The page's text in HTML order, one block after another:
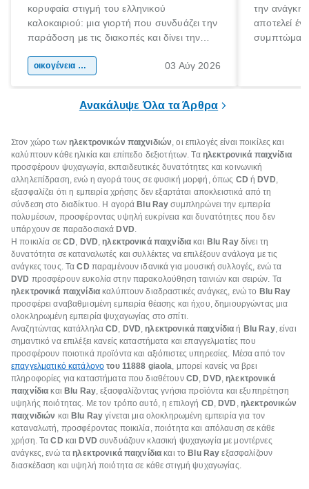
κορυφαία στιγμή του ελληνικού
καλοκαιριού: μια γιορτή που συνδυάζει την
παράδοση με τις διακοπές και δίνει την
χώρας. Είτε πρόκειται για λίγες μέρες
οικογένεια & παιδί 03 Αύγ 2026
την ανάγκη
αποτελεί
Ανακάλυψε Όλα τα Άρθρα
Στον χώρο των ηλεκτρονικών παιχνιδιών, οι επιλογές είναι ποικίλες και
καλύπτουν κάθε ηλικία και επίπεδο δεξιοτήτων. Τα ηλεκτρονικά παιχνίδια
προσφέρουν ψυχαγωγία, εκπαιδευτικές δυνατότητες και κοινωνική
αλληλεπίδραση, ενώ η αγορά τους σε φυσική μορφή, όπως CD ή DVD,
εξασφαλίζει ότι η εμπειρία χρήσης δεν εξαρτάται αποκλειστικά από τη
σύνδεση στο διαδίκτυο. Η αγορά Blu Ray συμπληρώνει την εμπειρία
πολυμέσων, προσφέροντας υψηλή ευκρίνεια και δυνατότητες που δεν
υπάρχουν σε παραδοσιακά DVD.
Η ποικιλία σε CD, DVD,ηλεκτρονικά παιχνίδια και Blu Rayδίνει τη
δυνατότητα σε καταναλωτές και συλλέκτες να επιλέξουν ανάλογα με τις
ανάγκες τους. ΤαCD παραμένουν ιδανικά για μουσική συλλογές, ενώ τα
DVD προσφέρουν ευκολία στην παρακολούθηση ταινιών και σειρών. Τα
ηλεκτρονικά παιχνίδιακαλύπτουν διαδραστικές ανάγκες, ενώ το Blu Ray
προσφέρει αναβαθμισμένη εμπειρία θέασης και ήχου, δημιουργώντας μια
ολοκληρωμένη εμπειρία ψυχαγωγίας στο σπίτι.
Αναζητώντας κατάλληλαCD, DVD,ηλεκτρονικά παιχνίδια ή Blu Ray, είναι
σημαντικό να επιλέξει κανείς καταστήματα και επαγγελματίες που
προσφέρουν ποιοτικά προϊόντα και αξιόπιστες υπηρεσίες. Μέσα από τον
επαγγελματικό κατάλογο του 11888 giaola, μπορεί κανείς να βρει
πληροφορίες για καταστήματα που διαθέτουν CD, DVD,ηλεκτρονικά
παιχνίδια και Blu Ray, εξασφαλίζοντας γνήσια προϊόντα και εξυπηρέτηση
υψηλής ποιότητας. Με τον τρόπο αυτό, η επιλογή CD, DVD , ηλεκτρονικών
παιχνιδιών και Blu Ray γίνεται μια ολοκληρωμένη εμπειρία για τον
καταναλωτή, προσφέροντας ποικιλία, ποιότητα και απόλαυση σε κάθε
χρήση. ΤαCD και DVD συνδυάζουν κλασική ψυχαγωγία με μοντέρνες
ανάγκες, ενώ ταηλεκτρονικά παιχνίδια και το Blu Ray εξασφαλίζουν
διασκέδαση και υψηλή ποιότητα σε κάθε στιγμή ψυχαγωγίας.